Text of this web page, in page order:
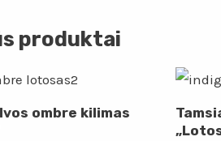
produktai
ombre kilimas